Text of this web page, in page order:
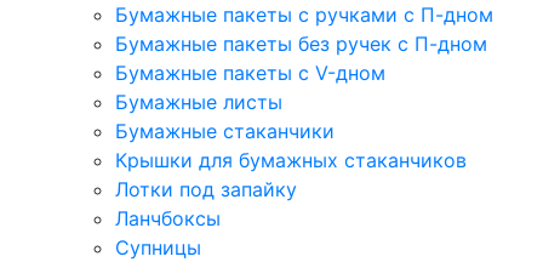
Бумажные пакеты с ручками с П-дном
Бумажные пакеты без ручек с П-дном
Бумажные пакеты с V-дном
Бумажные листы
Бумажные стаканчики
Крышки для бумажных стаканчиков
Лотки под запайку
Ланчбоксы
Супницы